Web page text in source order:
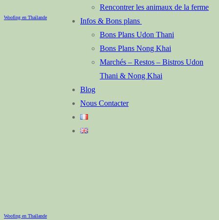
Woofing en Thaïlande
Rencontrer les animaux de la ferme
Infos & Bons plans
Bons Plans Udon Thani
Bons Plans Nong Khai
Marchés – Restos – Bistros Udon
Thani & Nong Khai
Blog
Nous Contacter
Woofing en Thaïlande